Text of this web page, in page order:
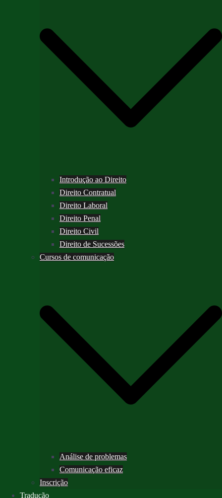
Introdução ao Direito
Direito Contratual
Direito Laboral
Direito Penal
Direito Civil
Direito de Sucessões
Cursos de comunicação
Análise de problemas
Comunicação eficaz
Inscrição
Tradução